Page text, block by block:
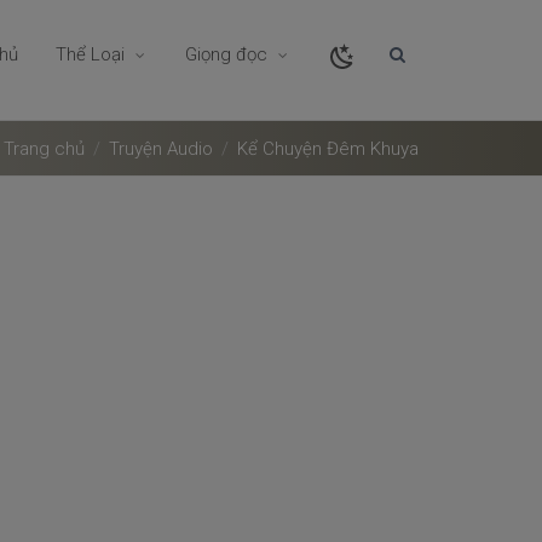
Thể Loại Giọng đọc
Trang chủ Truyện Audio Kể Chuyện Đêm Khuya